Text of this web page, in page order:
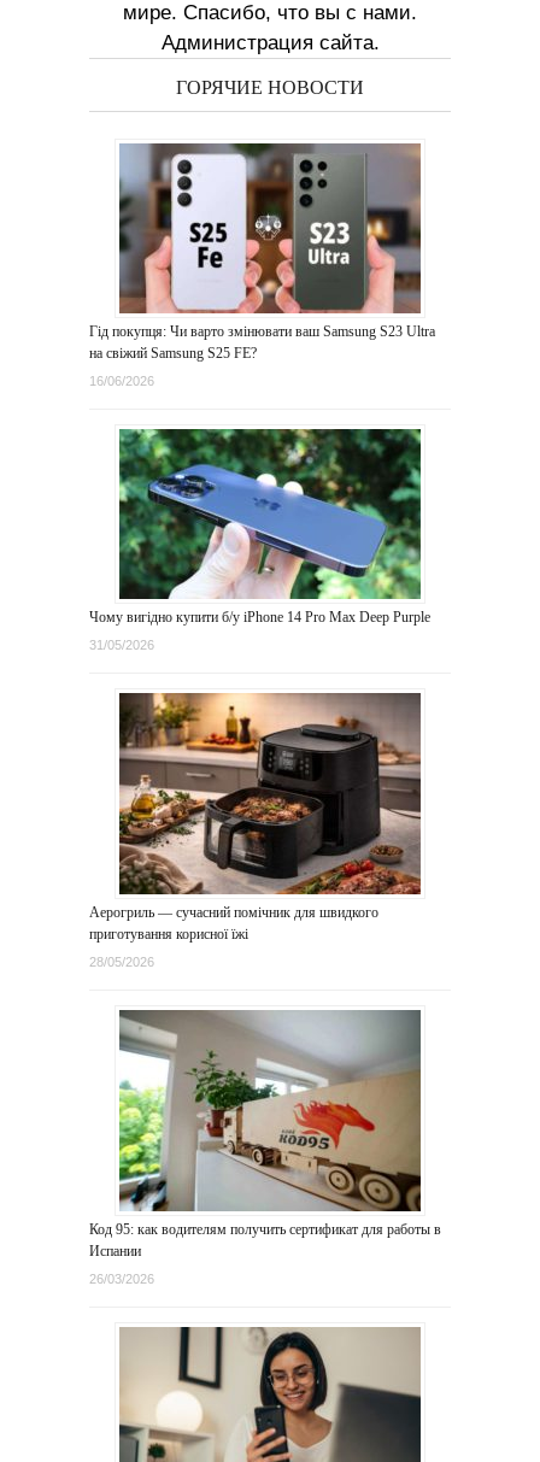
мире. Спасибо, что вы с нами.
Администрация сайта.
ГОРЯЧИЕ НОВОСТИ
Гід покупця: Чи варто змінювати ваш Samsung S23 Ultra
на свіжий Samsung S25 FE?
16/06/2026
Чому вигідно купити б/у iPhone 14 Pro Max Deep Purple
31/05/2026
Аерогриль — сучасний помічник для швидкого
приготування корисної їжі
28/05/2026
Код 95: как водителям получить сертификат для работы в
Испании
26/03/2026